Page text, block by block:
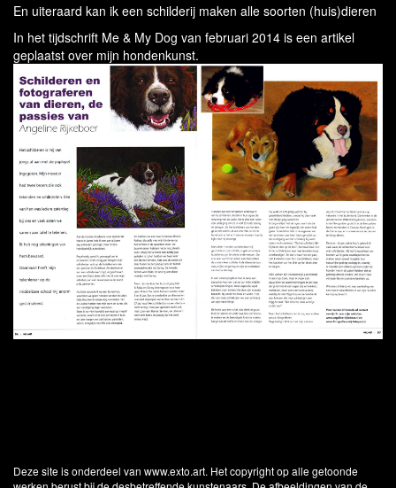
En uiteraard kan ik een schilderij maken alle soorten (huis)dieren
In het tijdschrift Me & My Dog van februari 2014 is een artikel
geplaatst over mijn hondenkunst.
Deze site is onderdeel van www.exto.art. Het copyright op alle getoonde